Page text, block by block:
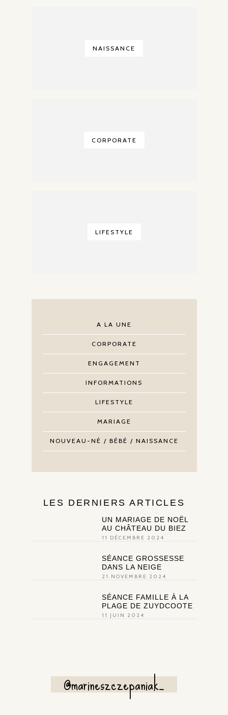
NAISSANCE
CORPORATE
LIFESTYLE
A LA UNE
CORPORATE
ENGAGEMENT
INFORMATIONS
LIFESTYLE
MARIAGE
NOUVEAU-NÉ / BÉBÉ / NAISSANCE
LES DERNIERS ARTICLES
UN MARIAGE DE NOËL
AU CHÂTEAU DU BIEZ
11 DÉCEMBRE 2024
SÉANCE GROSSESSE
DANS LA NEIGE
21 NOVEMBRE 2024
SÉANCE FAMILLE À LA
PLAGE DE ZUYDCOOTE
11 JUIN 2024
@marineszczepaniak_